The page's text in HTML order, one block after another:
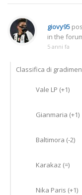
giovy95
in the
5 anni fa
Classifica di
Vale LP (+1)
Gianmaria (+1)
Baltimora (-2)
Karakaz (=)
Nika Paris (+1)